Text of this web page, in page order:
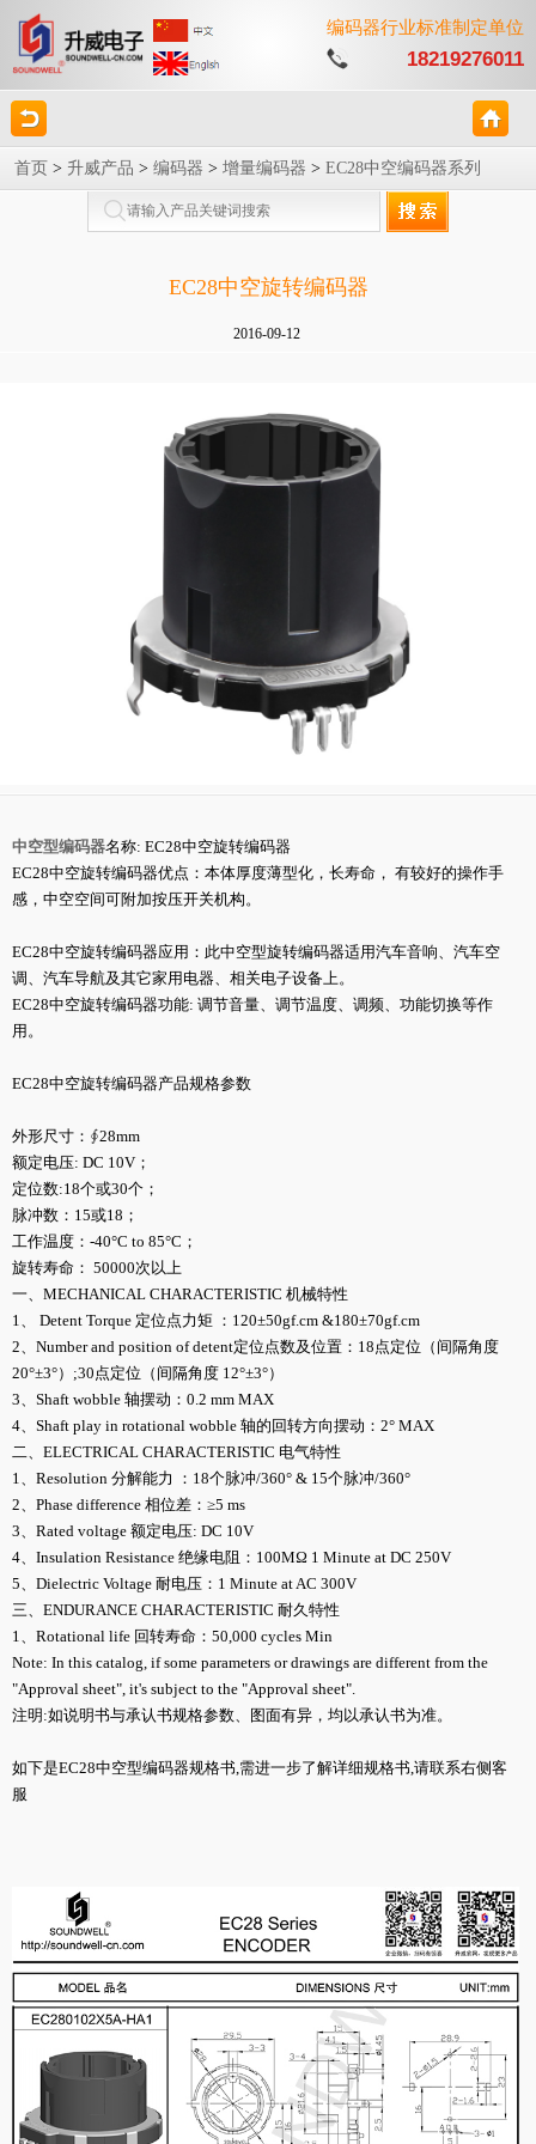
编码器行业标准制定单位
18219276011
首页 > 升威产品 > 编码器 > 增量编码器 > EC28中空编码器系列
EC28中空旋转编码器
2016-09-12
中空型编码器名称: EC28中空旋转编码器
EC28中空旋转编码器优点：本体厚度薄型化，长寿命， 有较好的操作手
感，中空空间可附加按压开关机构。
EC28中空旋转编码器应用：此中空型旋转编码器适用汽车音响、汽车空
调、汽车导航及其它家用电器、相关电子设备上。
EC28中空旋转编码器功能: 调节音量、调节温度、调频、功能切换等作
用。
EC28中空旋转编码器产品规格参数
外形尺寸：∮28mm
额定电压: DC 10V；
定位数:18个或30个；
脉冲数：15或18；
工作温度：-40°C to 85°C；
旋转寿命： 50000次以上
一、MECHANICAL CHARACTERISTIC 机械特性
1、 Detent Torque 定位点力矩 ：120±50gf.cm &180±70gf.cm
2、Number and position of detent定位点数及位置：18点定位（间隔角度
20°±3°）;30点定位（间隔角度 12°±3°）
3、Shaft wobble 轴摆动：0.2 mm MAX
4、Shaft play in rotational wobble 轴的回转方向摆动：2° MAX
二、ELECTRICAL CHARACTERISTIC 电气特性
1、Resolution 分解能力 ：18个脉冲/360° & 15个脉冲/360°
2、Phase difference 相位差：≥5 ms
3、Rated voltage 额定电压: DC 10V
4、Insulation Resistance 绝缘电阻：100MΩ 1 Minute at DC 250V
5、Dielectric Voltage 耐电压：1 Minute at AC 300V
三、ENDURANCE CHARACTERISTIC 耐久特性
1、Rotational life 回转寿命：50,000 cycles Min
Note: In this catalog, if some parameters or drawings are different from the
"Approval sheet", it's subject to the "Approval sheet".
注明:如说明书与承认书规格参数、图面有异，均以承认书为准。
如下是EC28中空型编码器规格书,需进一步了解详细规格书,请联系右侧客
服